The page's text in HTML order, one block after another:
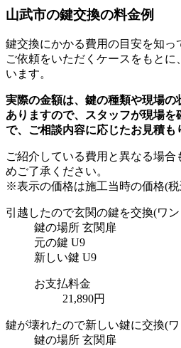
山武市の鍵交換の料金例
鍵交換にかかる費用の目安を知っ
ご依頼をいただくケースをもとに
います。
実際の金額は、鍵の種類や現場
ありますので、スタッフが現場を
で、ご相談内容に応じたお見積も
ご紹介している費用と異なる場合
めご了承ください。
※表示の価格は施工当時の価格(税
引越したので玄関の鍵を交換(ワ
鍵の場所 玄関扉
元の鍵 U9
新しい鍵 U9
お支払料金
21,890円
鍵が壊れたので新しい鍵に交換(
鍵の場所 玄関扉